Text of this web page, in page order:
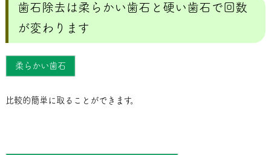
歯石除去は柔らかい歯石と硬い歯石で回数
が変わります
柔らかい歯石
比較的簡単に取ることができます。